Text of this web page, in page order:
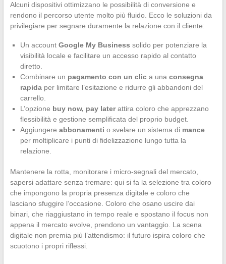
Alcuni dispositivi ottimizzano le possibilità di conversione e
rendono il percorso utente molto più fluido. Ecco le soluzioni da
privilegiare per segnare duramente la relazione con il cliente:
Un account Google My Business solido per potenziare la
visibilità locale e facilitare un accesso rapido al contatto
diretto.
Combinare un pagamento con un clica una consegna
rapidaper limitare l’esitazione e ridurre gli abbandoni del
carrello.
L’opzione buy now, pay laterattira coloro che apprezzano
flessibilità e gestione semplificata del proprio budget.
Aggiungere abbonamenti o svelare un sistema di mance
per moltiplicare i punti di fidelizzazione lungo tutta la
relazione.
Mantenere la rotta, monitorare i micro-segnali del mercato,
sapersi adattare senza tremare: qui si fa la selezione tra coloro
che impongono la propria presenza digitale e coloro che
lasciano sfuggire l’occasione. Coloro che osano uscire dai
binari, che riaggiustano in tempo reale e spostano il focus non
appena il mercato evolve, prendono un vantaggio. La scena
digitale non premia più l’attendismo: il futuro ispira coloro che
scuotono i propri riflessi.